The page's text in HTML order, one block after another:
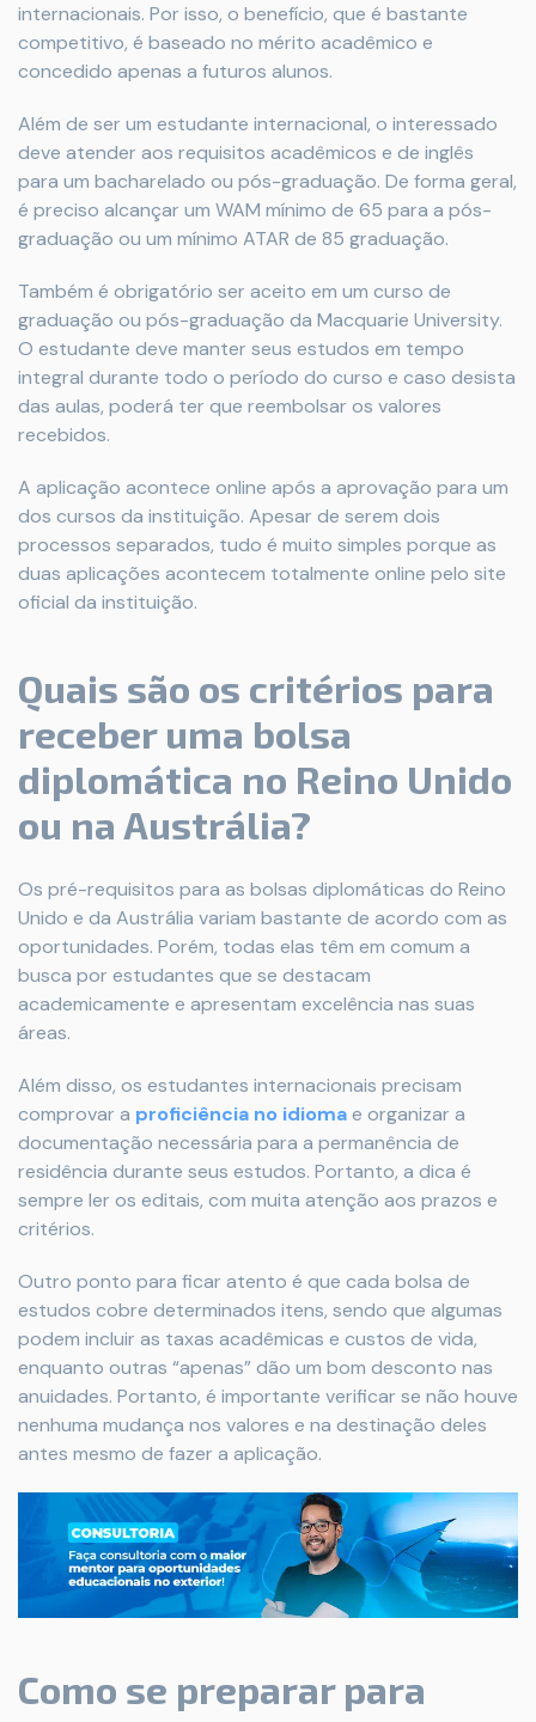
internacionais. Por isso, o benefício, que é bastante
competitivo, é baseado no mérito acadêmico e
concedido apenas a futuros alunos.
Além de ser um estudante internacional, o interessado
deve atender aos requisitos acadêmicos e de inglês
para um bacharelado ou pós-graduação. De forma geral,
é preciso alcançar um WAM mínimo de 65 para a pós-
graduação ou um mínimo ATAR de 85 graduação.
Também é obrigatório ser aceito em um curso de
graduação ou pós-graduação da Macquarie University.
O estudante deve manter seus estudos em tempo
integral durante todo o período do curso e caso desista
das aulas, poderá ter que reembolsar os valores
recebidos.
A aplicação acontece online após a aprovação para um
dos cursos da instituição. Apesar de serem dois
processos separados, tudo é muito simples porque as
duas aplicações acontecem totalmente online pelo site
oficial da instituição.
Quais são os critérios para
receber uma bolsa
diplomática no Reino Unido
ou na Austrália?
Os pré-requisitos para as bolsas diplomáticas do Reino
Unido e da Austrália variam bastante de acordo com as
oportunidades. Porém, todas elas têm em comum a
busca por estudantes que se destacam
academicamente e apresentam excelência nas suas
áreas.
Além disso, os estudantes internacionais precisam
comprovar a proficiência no idiomae organizar a
documentação necessária para a permanência de
residência durante seus estudos. Portanto, a dica é
sempre ler os editais, com muita atenção aos prazos e
critérios.
Outro ponto para ficar atento é que cada bolsa de
estudos cobre determinados itens, sendo que algumas
podem incluir as taxas acadêmicas e custos de vida,
enquanto outras “apenas” dão um bom desconto nas
anuidades. Portanto, é importante verificar se não houve
nenhuma mudança nos valores e na destinação deles
antes mesmo de fazer a aplicação.
Como se preparar para